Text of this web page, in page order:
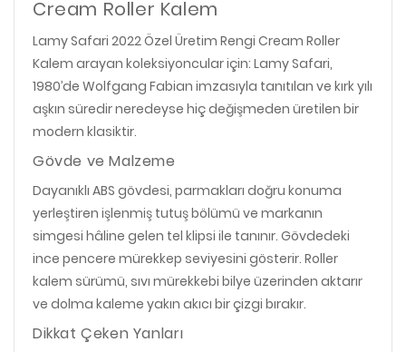
Cream Roller Kalem
Lamy Safari 2022 Özel Üretim Rengi Cream Roller
Kalem arayan koleksiyoncular için: Lamy Safari,
1980’de Wolfgang Fabian imzasıyla tanıtılan ve kırk yılı
aşkın süredir neredeyse hiç değişmeden üretilen bir
modern klasiktir.
Gövde ve Malzeme
Dayanıklı ABS gövdesi, parmakları doğru konuma
yerleştiren işlenmiş tutuş bölümü ve markanın
simgesi hâline gelen tel klipsi ile tanınır. Gövdedeki
ince pencere mürekkep seviyesini gösterir. Roller
kalem sürümü, sıvı mürekkebi bilye üzerinden aktarır
ve dolma kaleme yakın akıcı bir çizgi bırakır.
Dikkat Çeken Yanları